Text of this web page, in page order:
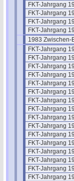
FKT-Jahrgang
FKT-Jahrgang
FKT-Jahrgang
FKT-Jahrgang
1983 Zwischen-
FKT-Jahrgang
FKT-Jahrgang
FKT-Jahrgang
FKT-Jahrgang
FKT-Jahrgang
FKT-Jahrgang
FKT-Jahrgang
FKT-Jahrgang
FKT-Jahrgang
FKT-Jahrgang
FKT-Jahrgang
FKT-Jahrgang
FKT-Jahrgang
FKT-Jahrgang
FKT-Jahrgang
FKT-Jahrgang